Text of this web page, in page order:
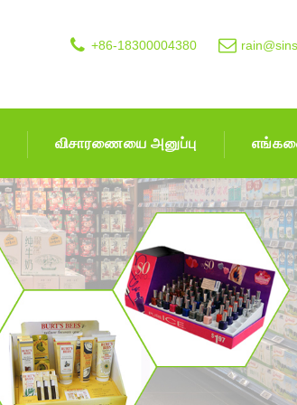
+86-18300004380
விசாரணையை அனுப்பு